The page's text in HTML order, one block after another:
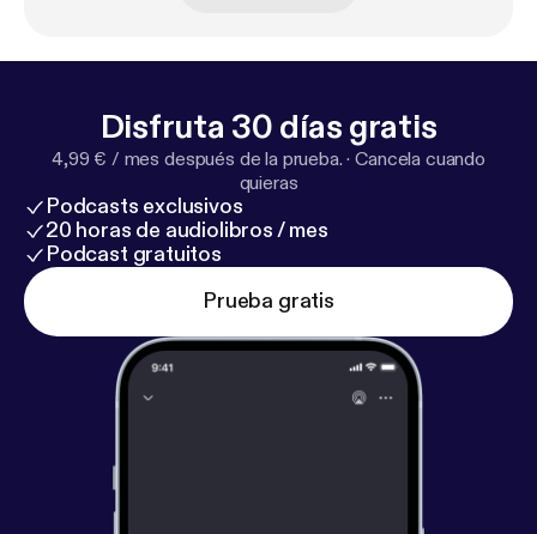
Disfruta 30 días gratis
4,99 € / mes después de la prueba. ·Cancela cuando
quieras
Podcasts exclusivos
20 horas de audiolibros / mes
Podcast gratuitos
Prueba gratis